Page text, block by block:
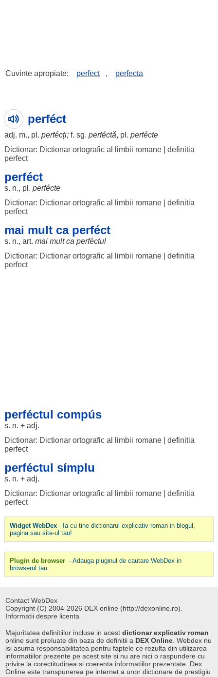
Cuvinte apropiate: perfect , perfecta
perféct
adj. m., pl. perfécți;f. sg. perféctă, pl. perfécte
Dictionar: Dictionar ortografic al limbii romane| definitia
perfect
perféct
s. n., pl. perfécte
Dictionar: Dictionar ortografic al limbii romane| definitia
perfect
mai mult ca perféct
s. n., art. mai multca perféctul
Dictionar: Dictionar ortografic al limbii romane| definitia
perfect
perféctul compús
s. n. + adj.
Dictionar: Dictionar ortografic al limbii romane| definitia
perfect
perféctul símplu
s. n. + adj.
Dictionar: Dictionar ortografic al limbii romane| definitia
perfect
Widget WebDex- Ia cu tine dictionarul explicativ roman in blogul,
pagina sau site-ul tau!
Plugin de browser - Adauga pluginul de cautare WebDex in
browserul tau.
Contact WebDex
Copyright (C) 2004-2026 DEX online (http://dexonline.ro).
Informatii despre licenta
Majoritatea definitiilor incluse in acestdictionar explicativ roman
online sunt preluate din baza de definitii a DEX Online . Webdex nu
isi asuma responsabilitatea pentru faptele ce rezulta din utilizarea
informatiilor prezente pe acest site si nu are nici o raspundere cu
privire la corectitudinea si coerenta informatiilor prezentate. Dex
Online este transpunerea pe internet a unor dictionare de prestigiu